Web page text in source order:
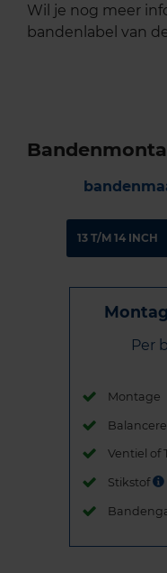
Wil je nog meer
bandenlabel van
Per
Montage
Ventiel of
Stikstof